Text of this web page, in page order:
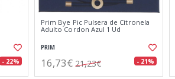
- 22%
Prim Bye Pic Pulsera de Citronela
Adulto Cordon Azul 1 Ud
PRIM
16,73€ 21,23€ - 21%